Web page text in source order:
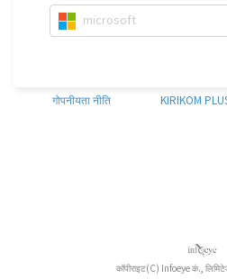
microsoft
गोपनीयता नीति KIRIKOM
कॉपीराइट(C) Infoeye कं., लिमिटेड